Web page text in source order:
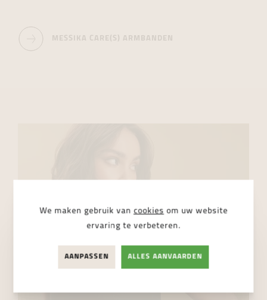
MESSIKA CARE(S) ARMBANDEN
We maken gebruik van cookies om uw website
ervaring te verbeteren.
AANPASSEN ALLES AANVAARDEN